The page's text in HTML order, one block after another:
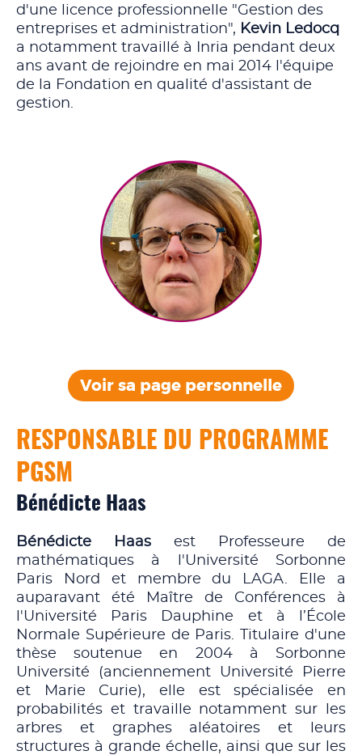
d'une licence professionnelle "Gestion des
entreprises et administration", Kevin Ledocq
a notamment travaillé à Inria pendant deux
ans avant de rejoindre en mai 2014 l'équipe
de la Fondation en qualité d'assistant de
gestion.
Voir sa page personnelle
Bénédicte Haas
RESPONSABLE DU PROGRAMME
PGSM
Bénédicte Haas est Professeure de
mathématiques à l'Université Sorbonne
Paris Nord et membre du LAGA. Elle a
auparavant été Maître de Conférences à
l'Université Paris Dauphine et à l’École
Normale Supérieure de Paris. Titulaire d'une
thèse soutenue en 2004 à Sorbonne
Université (anciennement Université Pierre
et Marie Curie), elle est spécialisée en
probabilités et travaille notamment sur les
arbres et graphes aléatoires et leurs
structures à grande échelle, ainsi que sur les